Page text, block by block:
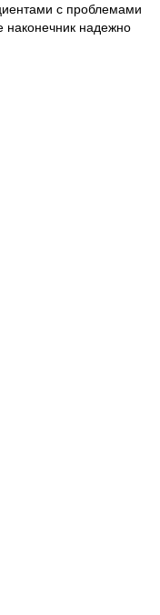
с проблемами
наконечник надежно